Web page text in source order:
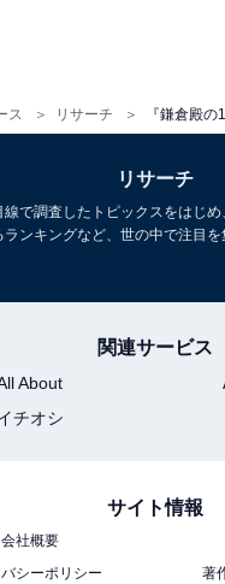
ス リサーチ
妻である八重は、自分
は、「けなげで賢く強
アで芯の強いキャラク
感動したとの声もありま
物姿が綺麗で、和風の化
思えない（36歳男性）」
、八重を演じる新垣結衣
顔に癒されたとの声も
リサーチ
で調査したトピックスをはじ
ランキングなど、世の中で注目
関連サービス
About
チオシ
サイト情報
会社概要
シーポリシー
著